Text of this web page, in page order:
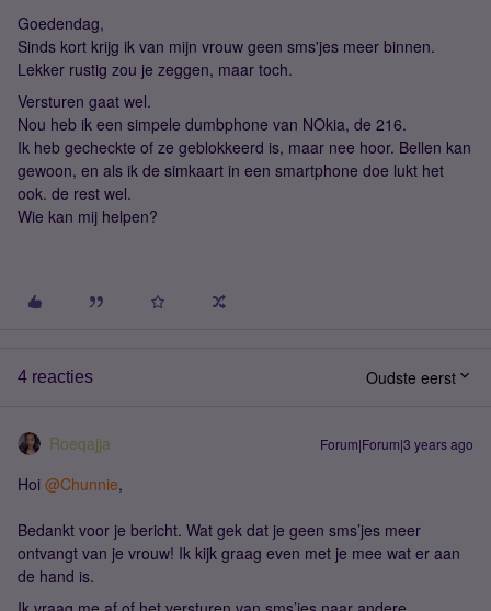
Goedendag,
Sinds kort krijg ik van mijn vrouw geen sms'jes meer binnen.
Lekker rustig zou je zeggen, maar toch.
Versturen gaat wel.
Nou heb ik een simpele dumbphone van NOkia, de 216.
Ik heb gecheckte of ze geblokkeerd is, maar nee hoor. Bellen kan
gewoon, en als ik de simkaart in een smartphone doe lukt het
ook. de rest wel.
Wie kan mij helpen?
4 reacties Oudste eerst
Roeqajja Forum|Forum|3 years ago
Hoi @Chunnie,
Bedankt voor je bericht. Wat gek dat je geen sms’jes meer
ontvangt van je vrouw! Ik kijk graag even met je mee wat er aan
de hand is.